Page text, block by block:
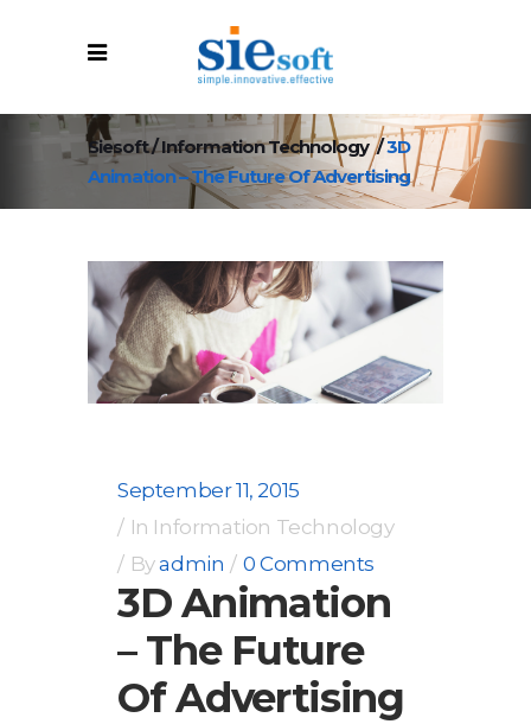
Siesoft/Information Technology /3D
Animation – The Future Of Advertising
September 11, 2015
In Information Technology
Byadmin 0 Comments
3D Animation
– The Future
Of Advertising